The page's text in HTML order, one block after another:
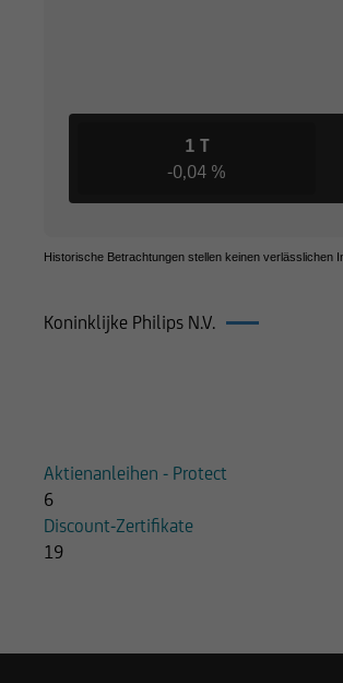
1 T
-0,04 %
Historische Betrachtungen stellen keinen verlässlichen
Koninklijke Philips N.V.
Aktienanleihen - Protect
6
Discount-Zertifikate
19